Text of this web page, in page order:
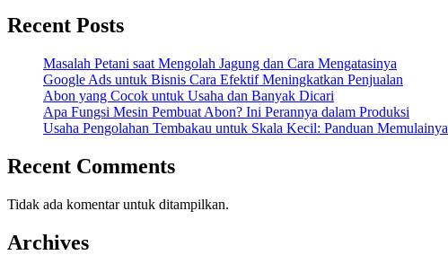
Recent Posts
Masalah Petani saat Mengolah Jagung dan Cara Mengatasinya
Google Ads untuk Bisnis Cara Efektif Meningkatkan Penjualan
Abon yang Cocok untuk Usaha dan Banyak Dicari
Apa Fungsi Mesin Pembuat Abon? Ini Perannya dalam Produksi
Usaha Pengolahan Tembakau untuk Skala Kecil: Panduan Memulainya
Recent Comments
Tidak ada komentar untuk ditampilkan.
Archives